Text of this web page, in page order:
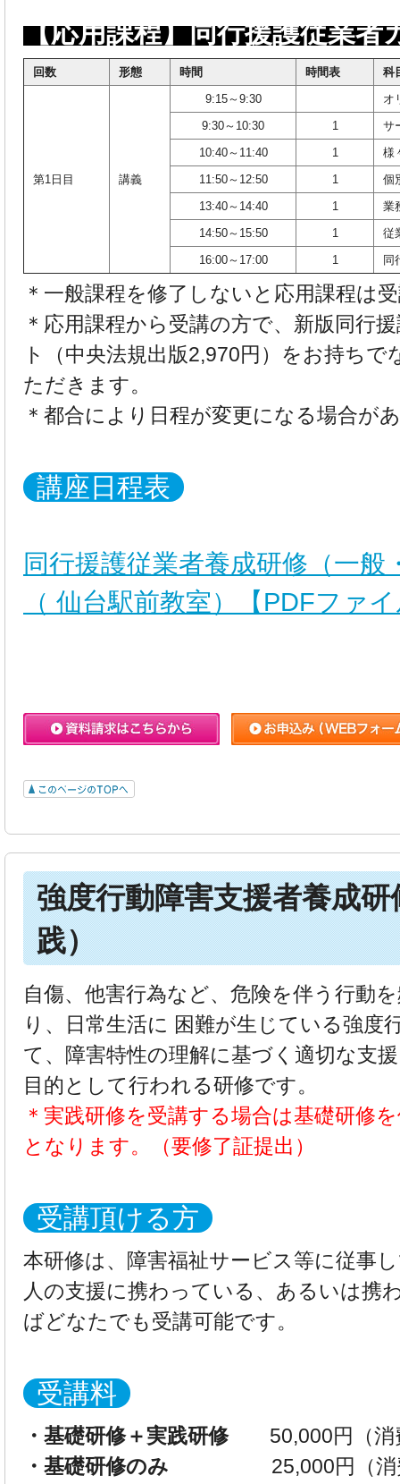
【応用課程】同行援護従業者
回数 形態 時間 時間表 科
第1日目 講義
9:15～9:30
オ
9:30～10:30
1
サ
10:40～11:40
1
様
11:50～12:50
1
個
13:40～14:40
1
業
14:50～15:50
1
従
16:00～17:00
1 同
＊一般課程を修了しないと応用課程は
＊応用課程から受講の方で、新版同行
ト（中央法規出版2,970円）をお持ち
ただきます。
＊都合により日程が変更になる場合が
講座日程表
同行援護従業者養成研修（一般
（ 仙台駅前教室）【PDFファ
強度行動障害支援者養成
践）
自傷、他害行為など、危険を伴う行動
り、日常生活に 困難が生じている強度
て、障害特性の理解に基づく適切な支
目的として行われる研修です。
＊実践研修を受講する場合は基礎研修
となります。（要修了証提出）
受講頂ける方
本研修は、障害福祉サービス等に従事
人の支援に携わっている、あるいは携
ばどなたでも受講可能です。
受講料
・基礎研修＋実践研修50,000円（消
・基礎研修のみ 25,000円（消費